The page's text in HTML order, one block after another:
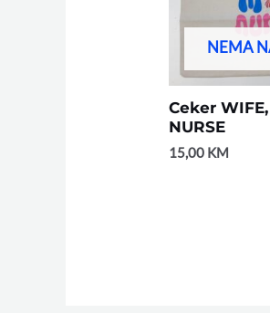
NEMA
Ceker
NURSE
15,00 KM